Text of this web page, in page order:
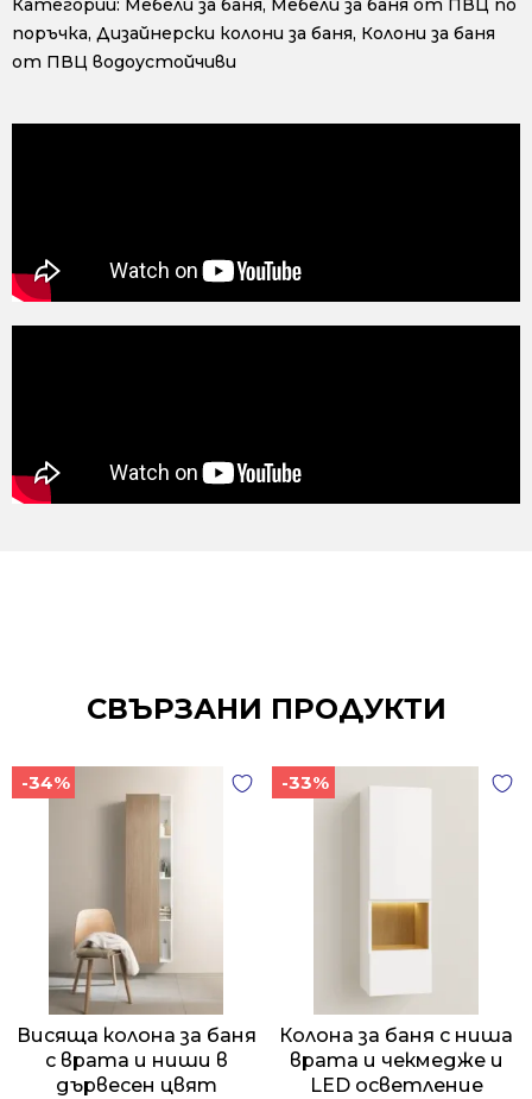
Категории: Мебели за баня, Мебели за баня от ПВЦ по
поръчка, Дизайнерски колони за баня, Колони за баня
от ПВЦ водоустойчиви
СВЪРЗАНИ ПРОДУКТИ
-34%
Висяща колона за баня
с врата и ниши в
дървесен цвят
-33%
Колона за баня с ниша
врата и чекмедже и
LED осветление